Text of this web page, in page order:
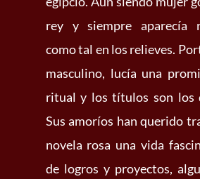
rey y siempre aparecía
como tal en los relieves.
masculino, lucía una
ritual y los títulos son los
Sus amoríos han querido
novela rosa una vida
de logros y proyectos,